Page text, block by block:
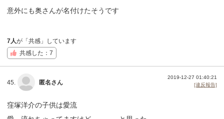
意外にも奥さんが名付けたそうです
7人が「共感」しています
共感した：7
45. 匿名さん
2019-12-27 01:40:21
[違反報告]
窪塚洋介の子供は愛流